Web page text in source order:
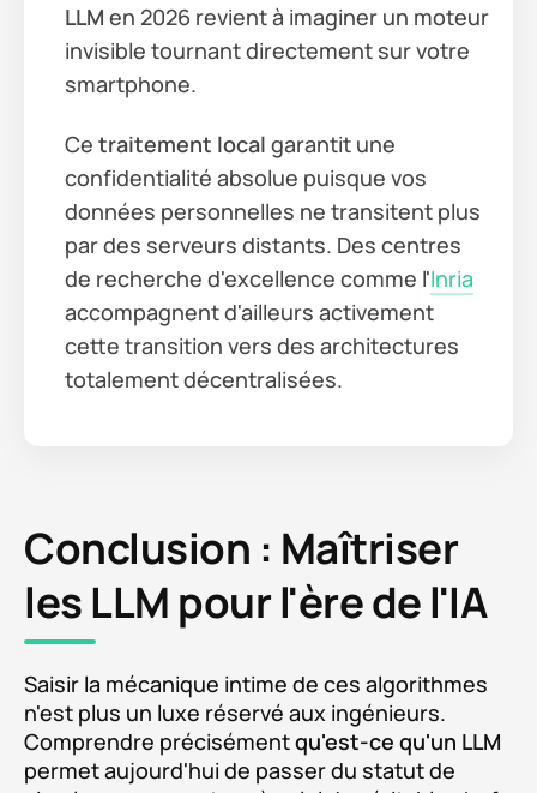
LLM en 2026 revient à imaginer un moteur
invisible tournant directement sur votre
smartphone.
Ce traitement local garantit une
confidentialité absolue puisque vos
données personnelles ne transitent plus
par des serveurs distants. Des centres
de recherche d'excellence comme l'Inria
accompagnent d'ailleurs activement
cette transition vers des architectures
totalement décentralisées.
Conclusion : Maîtriser
les LLM pour l'ère de l'IA
Saisir la mécanique intime de ces algorithmes
n'est plus un luxe réservé aux ingénieurs.
Comprendre précisémentqu'est-ce qu'un LLM
permet aujourd'hui de passer du statut de